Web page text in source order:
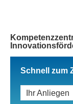
Schnell zum
Ihr Anliegen